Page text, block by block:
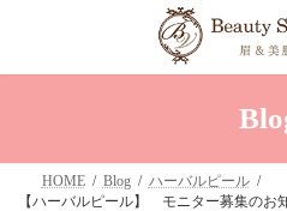
HOME Blog
ハーバルピール
【ハーバルピール】 モニター募集のお